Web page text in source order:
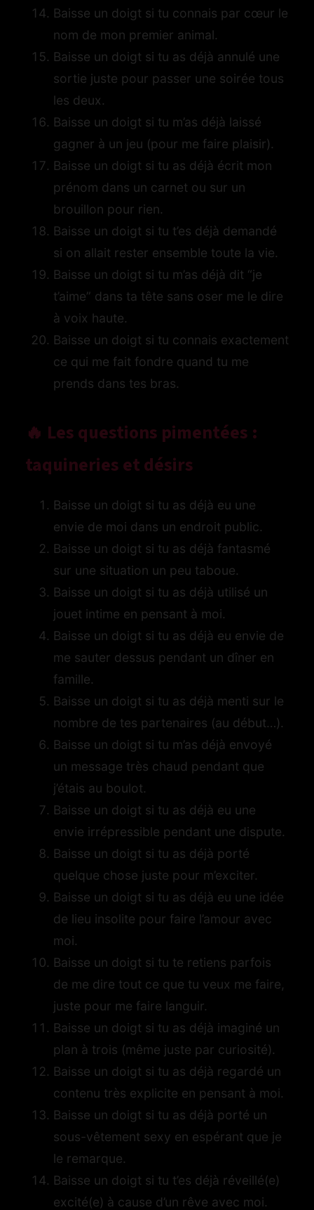
Baisse un doigt si tu connais par cœur le
nom de mon premier animal.
Baisse un doigt si tu as déjà annulé une
sortie juste pour passer une soirée tous
les deux.
Baisse un doigt si tu m’as déjà laissé
gagner à un jeu (pour me faire plaisir).
Baisse un doigt si tu as déjà écrit mon
prénom dans un carnet ou sur un
brouillon pour rien.
Baisse un doigt si tu t’es déjà demandé
si on allait rester ensemble toute la vie.
Baisse un doigt si tu m’as déjà dit “je
t’aime” dans ta tête sans oser me le dire
à voix haute.
Baisse un doigt si tu connais exactement
ce qui me fait fondre quand tu me
prends dans tes bras.
🔥 Les questions pimentées :
taquineries et désirs
Baisse un doigt si tu as déjà eu une
envie de moi dans un endroit public.
Baisse un doigt si tu as déjà fantasmé
sur une situation un peu taboue.
Baisse un doigt si tu as déjà utilisé un
jouet intime en pensant à moi.
Baisse un doigt si tu as déjà eu envie de
me sauter dessus pendant un dîner en
famille.
Baisse un doigt si tu as déjà menti sur le
nombre de tes partenaires (au début…).
Baisse un doigt si tu m’as déjà envoyé
un message très chaud pendant que
j’étais au boulot.
Baisse un doigt si tu as déjà eu une
envie irrépressible pendant une dispute.
Baisse un doigt si tu as déjà porté
quelque chose juste pour m’exciter.
Baisse un doigt si tu as déjà eu une idée
de lieu insolite pour faire l’amour avec
moi.
Baisse un doigt si tu te retiens parfois
de me dire tout ce que tu veux me faire,
juste pour me faire languir.
Baisse un doigt si tu as déjà imaginé un
plan à trois (même juste par curiosité).
Baisse un doigt si tu as déjà regardé un
contenu très explicite en pensant à moi.
Baisse un doigt si tu as déjà porté un
sous-vêtement sexy en espérant que je
le remarque.
Baisse un doigt si tu t’es déjà réveillé(e)
excité(e) à cause d’un rêve avec moi.